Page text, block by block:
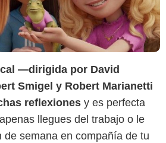
—dirigida por David
Smigel y Robert Marianetti
reflexiones y es perfecta
llegues del trabajo o le
de semana en compañía de tu